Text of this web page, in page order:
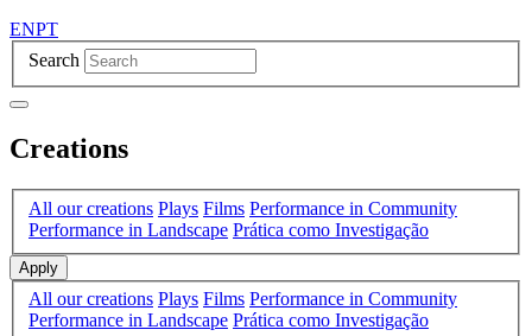
ENPT
Search
Creations
All our creations Plays Films Performance in Community
Performance in Landscape Prática como Investigação
Apply
All our creations Plays Films Performance in Community
Performance in Landscape Prática como Investigação